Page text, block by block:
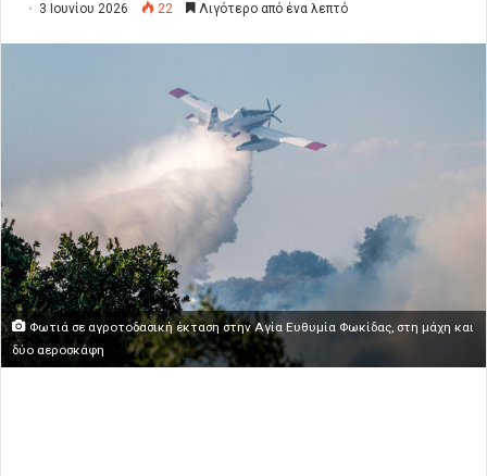
3 Ιουνίου 2026 22 Λιγότερο από ένα λεπτό
Φωτιά σε αγροτοδασική έκταση στην Αγία Ευθυμία Φωκίδας, στη μάχη και
δύο αεροσκάφη